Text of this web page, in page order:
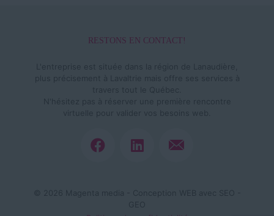
RESTONS EN CONTACT!